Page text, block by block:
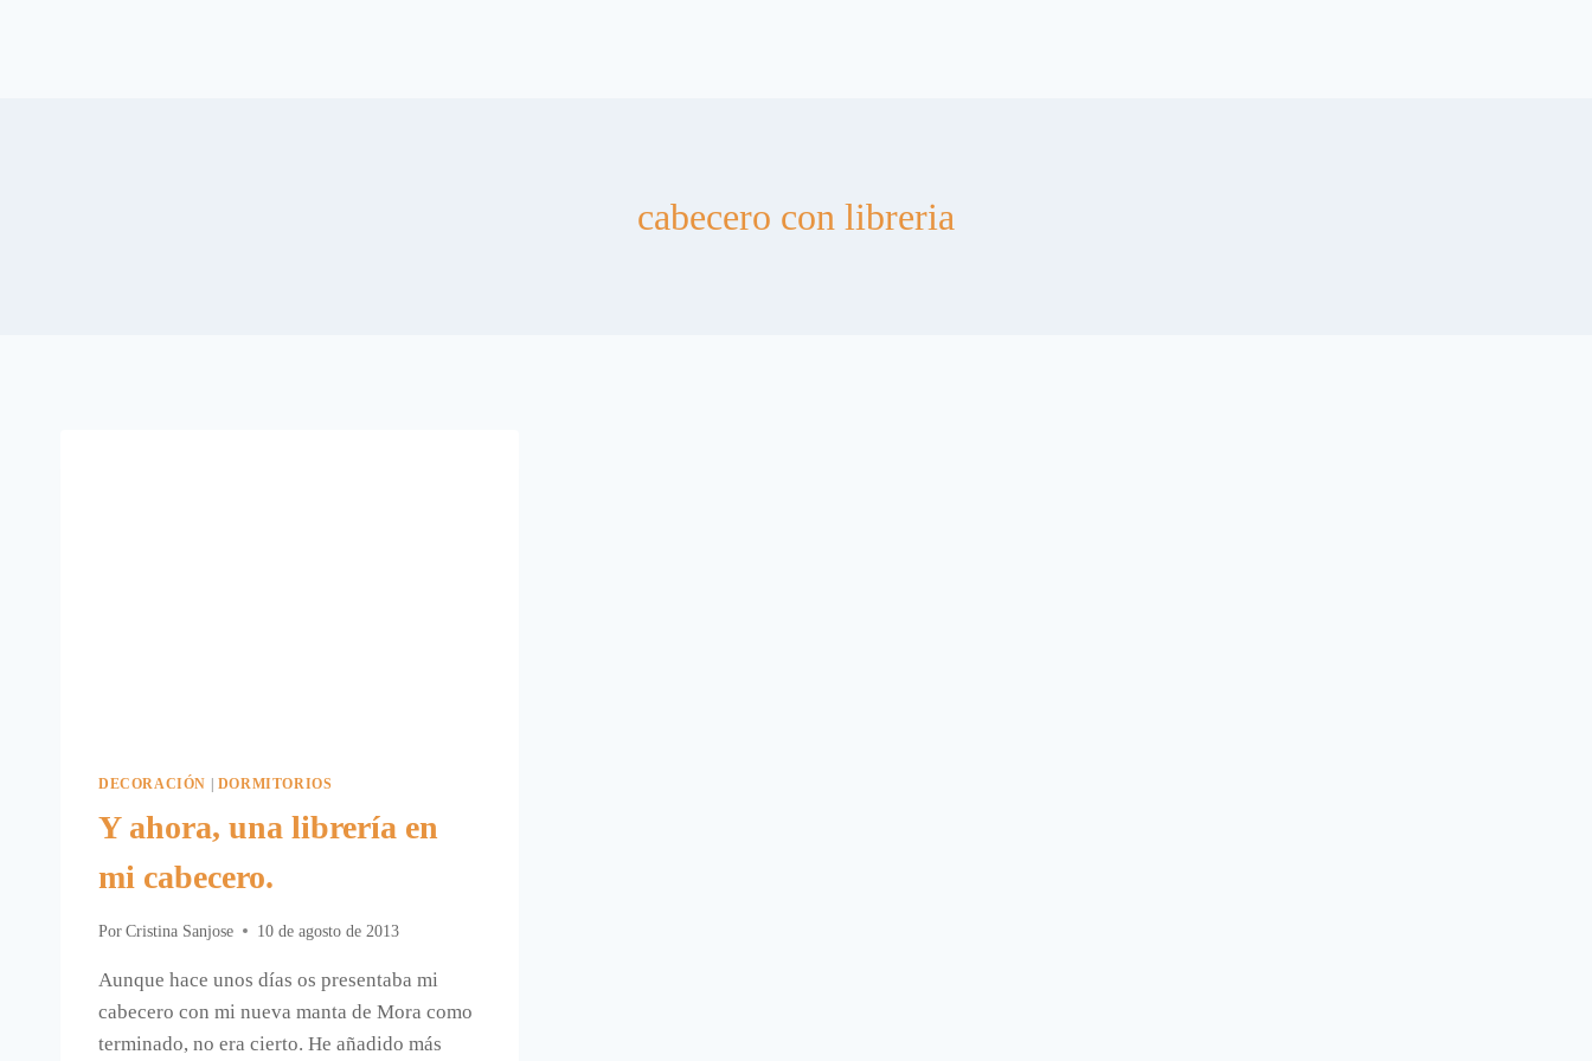
cabecero con libreria
DECORACIÓN DORMITORIOS
Y ahora, una librería en
mi cabecero.
Por Cristina Sanjose 10 de agosto de 2013
Aunque hace unos días os presentaba mi
cabecero con mi nueva manta de Mora como
terminado, no era cierto. He añadido más